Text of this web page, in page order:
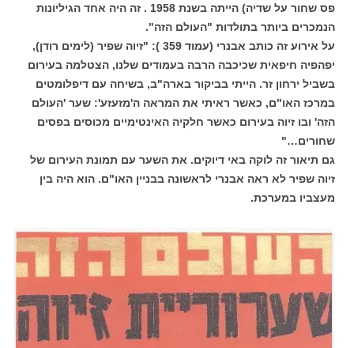
פס שחור על שדיה) הייתה בשנת 1958 . זה היה אחד הגיליונות
הנמכרים ביותר בתולדות "העולם הזה".
על אירוע זה כותב אבנרי (עמוד 359 ): "זיוה שפיר (לימים רודן),
יפהפיה חיפאית שכיכבה הרבה בעמודים שלנו, הצטלמה בעירום
בשביל ירחון זר. הייתי בביקור בארה"ב, בשיחה עם דיפלומטים
במרכז האו"ם, כאשר ראיתי את המראה ה'מזעזע': שער 'העולם
הזה' ובו זיוה בעירום כאשר חלקיה האינטימיים מכוסים בפסים
שחורים…"
גם תיאור זה לוקה באי דיוקים. את השער עם תמונת העירום של
זיוה שפיר לא ראה אבנרי לראשונה בבניין האו"ם. הוא היה בין
מעצביו במערכת.